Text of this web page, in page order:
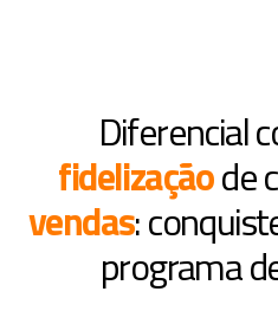
Diferencial
fidelizaçãode
vendas:
programa